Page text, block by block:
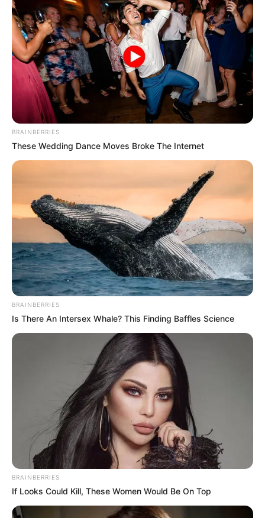
(foto: instagram/songseungheon1005)
Baca juga:
Bisa jadi Wallpaper, 10 Fanart Idol KPop yang
Keren Banget Mirip Asli
Kalau mau pergi ke Korea Selatan, gak ada salahnya
menghafalkan nama panggilan ini sebelum berangkat. Biar gak
salah manggil orang.
TAGS KOREA NAMA PANGGILAN
BRAINBERRIES
These Wedding Dance Moves Broke The Internet
BRAINBERRIES
Is There An Intersex Whale? This Finding Baffles Science
BRAINBERRIES
If Looks Could Kill, These Women Would Be On Top